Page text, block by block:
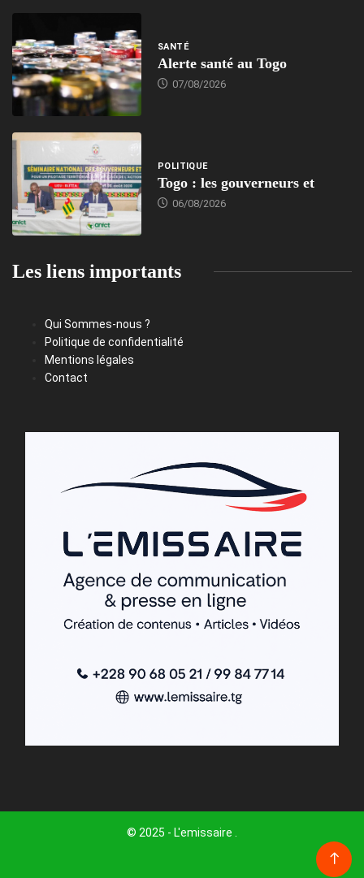
SANTÉ
Alerte santé au Togo
07/08/2026
POLITIQUE
Togo : les gouverneurs et
06/08/2026
Les liens importants
Qui Sommes-nous ?
Politique de confidentialité
Mentions légales
Contact
© 2025 - L'emissaire .